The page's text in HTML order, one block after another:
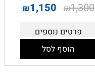
₪1,300
₪1,150
פרטים נוספים
הוסף לסל